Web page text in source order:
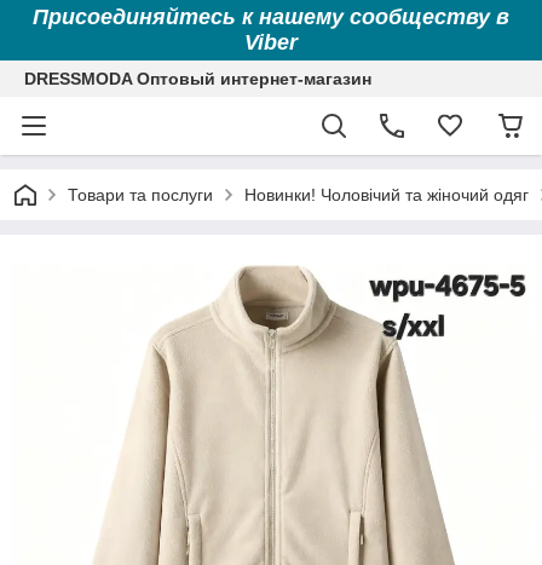
Присоединяйтесь к нашему сообществу в
Viber
DRESSMODA Оптовый интернет-магазин
Товари та послуги Новинки! Чоловічий та жіночий одяг